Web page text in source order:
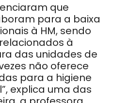
que
para a baixa
à HM, sendo
à
das unidades de
não oferece
para a higiene
explica uma das